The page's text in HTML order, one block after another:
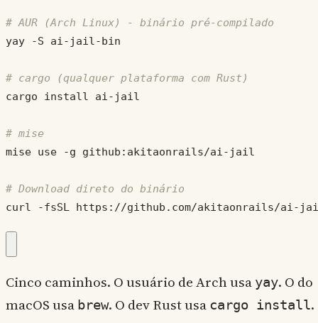
# AUR (Arch Linux) - binário pré-compilado
# cargo (qualquer plataforma com Rust)
# mise
# Download direto do binário
curl -fsSL https://github.com/akitaonrails/ai-
Cinco caminhos. O usuário de Arch usa yay. O do
macOS usa brew. O dev Rust usa cargo install.